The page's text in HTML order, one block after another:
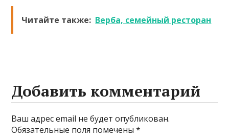
Читайте также: Верба, семейный ресторан
Добавить комментарий
Ваш адрес email не будет опубликован.
Обязательные поля помечены*